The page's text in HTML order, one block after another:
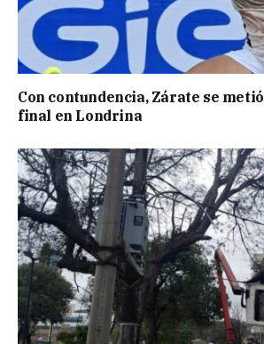
Con contundencia, Zárate se
final en Londrina